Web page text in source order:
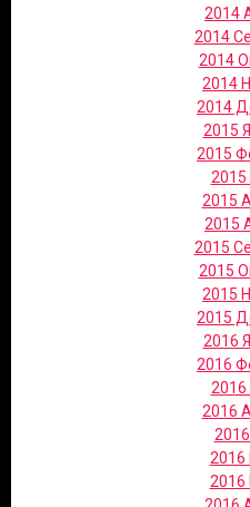
2014
2014
2014
2014
2014
2015
2015
2015
2015
2015
2015
2015
2015
2016
2016
2016
2016
2016